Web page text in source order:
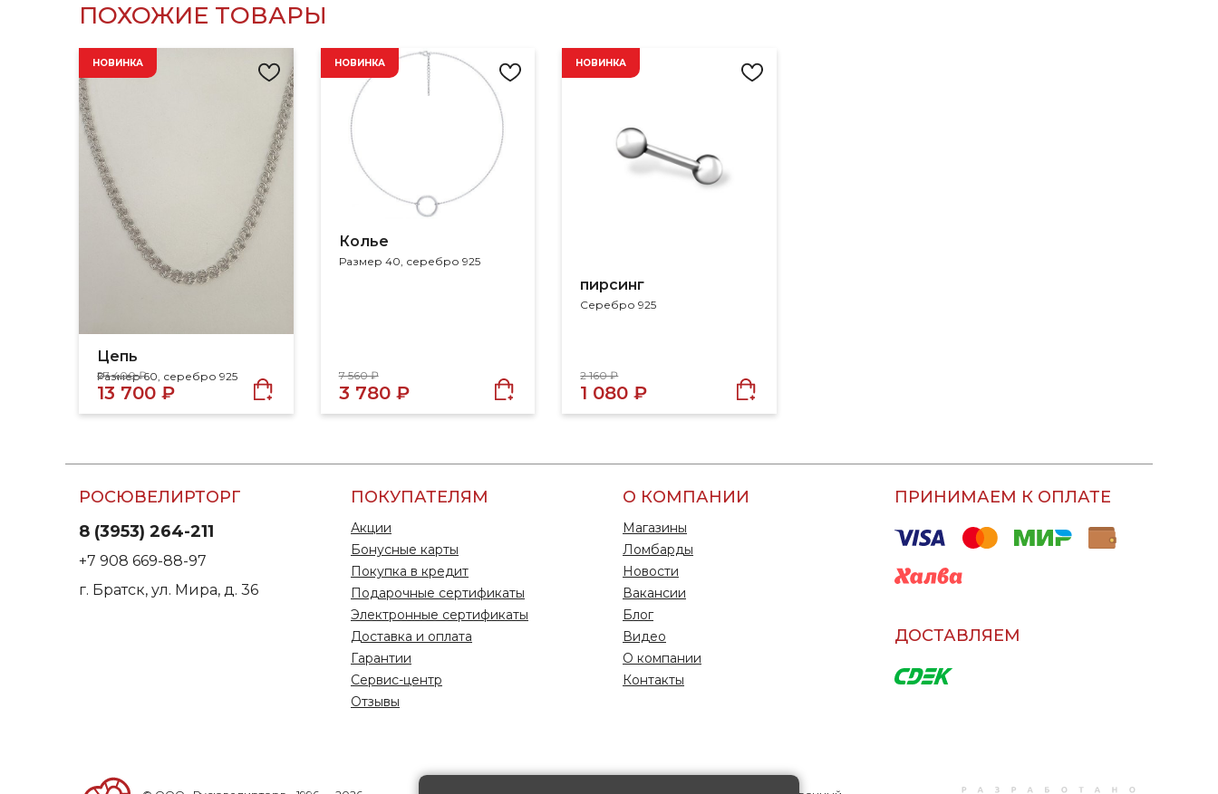
ПОХОЖИЕ ТОВАРЫ
Цепь
Размер 60, серебро 925
НОВИНКА
27 400 ₽
13 700 ₽
Колье
Размер 40, серебро 925
НОВИНКА
7 560 ₽
3 780 ₽
пирсинг
Серебро 925
НОВИНКА
2 160 ₽
1 080 ₽
РОСЮВЕЛИРТОРГ
8 (3953) 264-211
+7 908 669-88-97
г. Братск, ул. Мира, д. 36
ПОКУПАТЕЛЯМ
Акции
Бонусные карты
Покупка в кредит
Подарочные сертификаты
Электронные сертификаты
Доставка и оплата
Гарантии
Сервис-центр
Отзывы
О КОМПАНИИ
Магазины
Ломбарды
Новости
Вакансии
Блог
Видео
О компании
Контакты
ПРИНИМАЕМ К ОПЛАТЕ
ДОСТАВЛЯЕМ